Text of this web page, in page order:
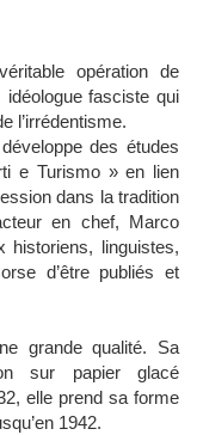
opération de
fasciste qui
l’irrédentisme.
développe des études
e Turismo » en lien
dans la tradition
en chef, Marco
historiens, linguistes,
d’être publiés et
grande qualité. Sa
sur papier glacé
elle prend sa forme
1942.